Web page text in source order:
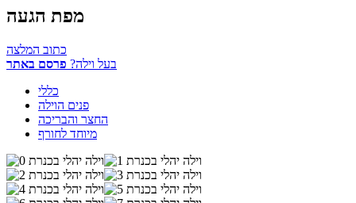
מפת הגעה
כתוב המלצה
בעל וילה? פרסם באתר
כללי
פנים הוילה
החצר והבריכה
מיוחד לחורף